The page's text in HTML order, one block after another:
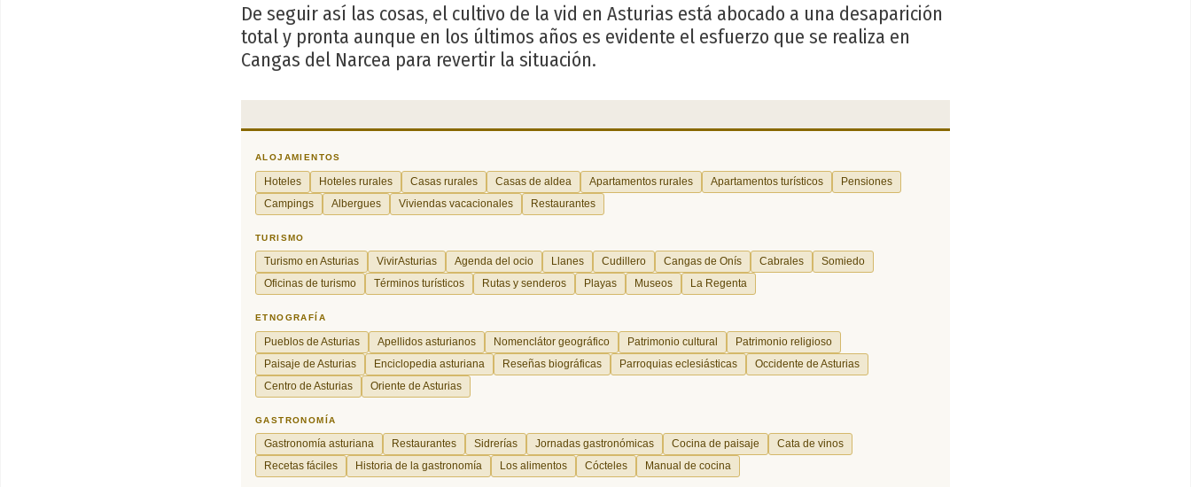
De seguir así las cosas, el cultivo de la vid en Asturias está abocado a una desaparición
total y pronta aunque en los últimos años es evidente el esfuerzo que se realiza en
Cangas del Narcea para revertir la situación.